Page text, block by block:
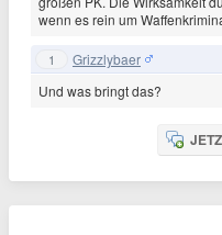
wenn es rein um
1 Grizzlybaer
Und was bringt das?